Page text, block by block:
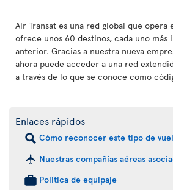
Air Transat es una red global que
ofrece unos 60 destinos, cada uno más
anterior. Gracias a nuestra nueva
ahora puede acceder a una red
a través de lo que se conoce como
Enlaces rápidos
Cómo reconocer este tipo de
Nuestras compañías aéreas
Política de equipaje